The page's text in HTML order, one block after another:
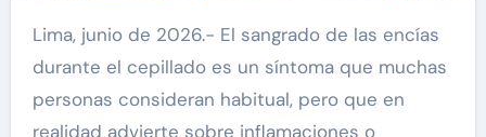
Lima, junio de 2026.- El sangrado de las encías
durante el cepillado es un síntoma que muchas
personas consideran habitual, pero que en
realidad advierte sobre inflamaciones o